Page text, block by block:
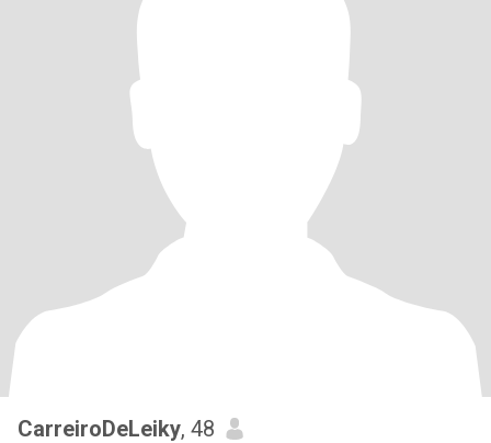
CarreiroDeLeiky, 48